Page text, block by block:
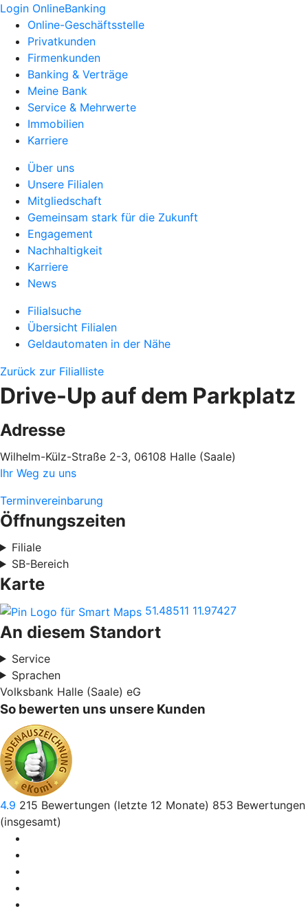
Login OnlineBanking
Online-Geschäftsstelle
Privatkunden
Firmenkunden
Banking & Verträge
Meine Bank
Service & Mehrwerte
Immobilien
Karriere
Über uns
Unsere Filialen
Mitgliedschaft
Gemeinsam stark für die Zukunft
Engagement
Nachhaltigkeit
Karriere
News
Filialsuche
Übersicht Filialen
Geldautomaten in der Nähe
Zurück zur Filialliste
Drive-Up auf dem Parkplatz
Adresse
Wilhelm-Külz-Straße 2-3, 06108 Halle (Saale)
Ihr Weg zu uns
Terminvereinbarung
Öffnungszeiten
Filiale
SB-Bereich
Karte
51.48511 11.97427
An diesem Standort
Service
Sprachen
Volksbank Halle (Saale) eG
So bewerten uns unsere Kunden
4.9 215 Bewertungen (letzte 12 Monate) 853 Bewertungen
(insgesamt)